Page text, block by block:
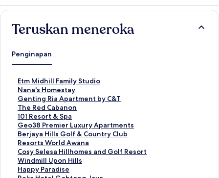
Teruskan meneroka
Penginapan
Etm Midhill Family Studio
P
a
u
t
a
n
S
t
a
n
d
Nana's Homestay
P
a
u
t
a
n
S
t
a
n
Genting Ria Apartment by C&T
P
a
u
t
a
n
S
t
a
The Red Cabanon
P
a
u
t
a
n
S
t
101 Resort & Spa
P
a
u
t
a
n
S
Geo38 Premier Luxury Apartments
P
a
u
t
a
n
Berjaya Hills Golf & Country Club
P
a
u
t
a
Resorts World Awana
P
a
u
t
Cosy Selesa Hillhomes and Golf Resort
P
a
u
Windmill Upon Hills
P
a
Happy Paradise
P